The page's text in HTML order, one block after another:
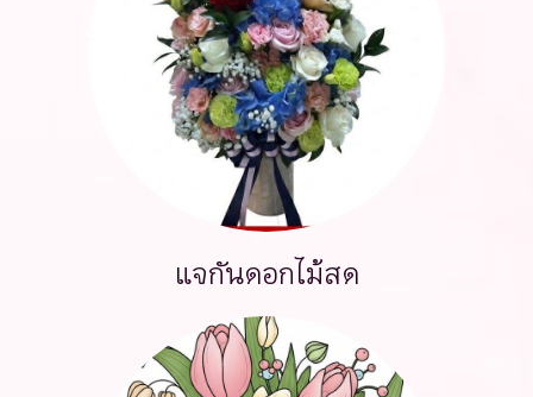
แจกันดอกไม้สด